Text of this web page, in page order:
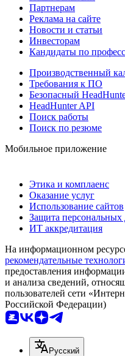
Партнерам
Реклама на сайте
Новости и статьи
Инвесторам
Кандидаты по
Производственный
Требования к ПО
Безопасный
HeadHunter API
Поиск работы
Поиск по резюме
Мобильное приложение
Этика и комплаенс
Оказание услуг
Использование сайтов
Защита
ИТ аккредитация
На информационном
рекомендательные
предоставления
и анализа сведений,
пользователей сети
Российской Федерации)
Русский